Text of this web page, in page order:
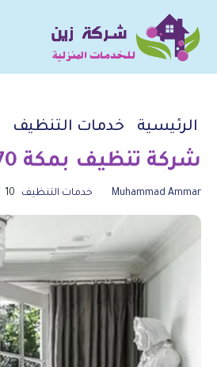
الرئيسية خدمات التنظيف
شركة تنظيف بمكة 0502006070
Muhammad Ammar خدمات التنظيف 10 سنوات